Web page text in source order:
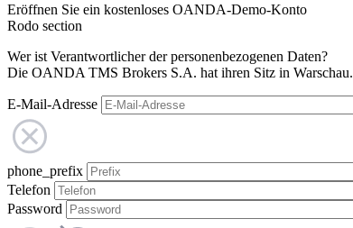
Eröffnen Sie ein kostenloses OANDA-Demo-Konto
Rodo section
Wer ist Verantwortlicher der personenbezogenen Daten?
Die OANDA TMS Brokers S.A. hat ihren Sitz in Warschau.
E-Mail-Adresse
phone_prefix
Telefon
Password